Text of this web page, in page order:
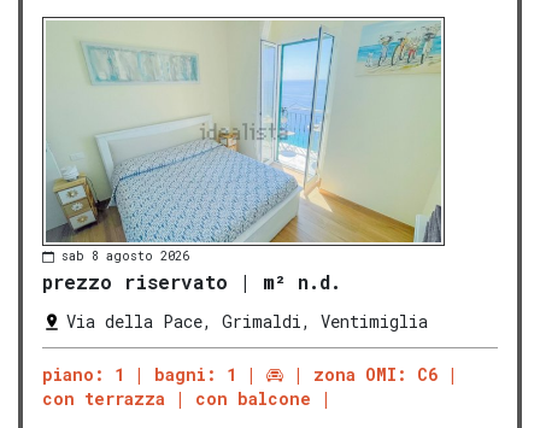
sab 8 agosto 2026
prezzo riservato | m² n.d.
Via della Pace, Grimaldi, Ventimiglia
piano: 1 bagni: 1
zona OMI: C6
con terrazza
con balcone